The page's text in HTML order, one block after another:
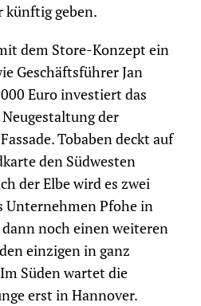
künftig geben.
dem Store-Konzept ein
Geschäftsführer Jan
Euro investiert das
der
Tobaben deckt auf
den Südwesten
der Elbe wird es zwei
Unternehmen Pfohe in
noch einen weiteren
einzigen in ganz
Süden wartet die
erst in Hannover.